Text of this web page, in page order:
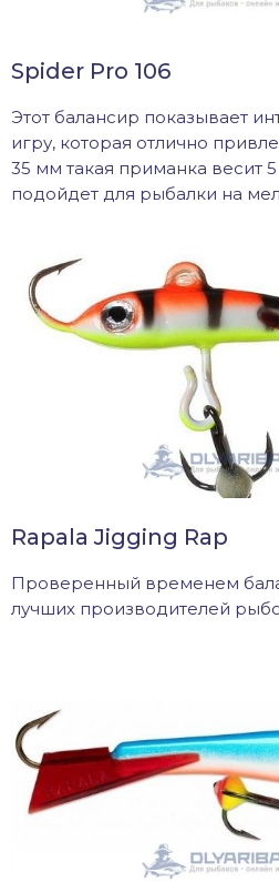
Spider Pro 106
Этот балансир показывает
игру, которая отлично
35 мм такая приманка весит
подойдет для рыбалки на
Rapala Jigging Rap
Проверенный временем
лучших производителей